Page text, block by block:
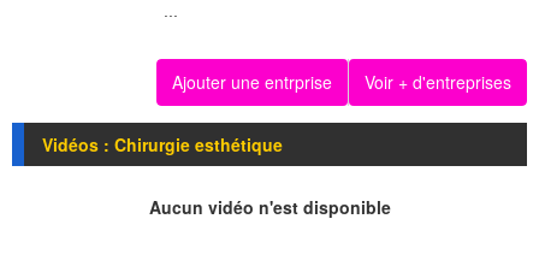
...
Ajouter une entrprise Voir + d'entreprises
Vidéos : Chirurgie esthétique
Aucun vidéo n'est disponible